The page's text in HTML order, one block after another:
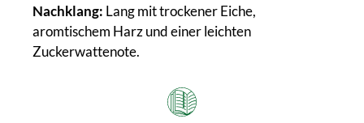
Nachklang: Lang mit trockener Eiche,
aromtischem Harz und einer leichten
Zuckerwattenote.